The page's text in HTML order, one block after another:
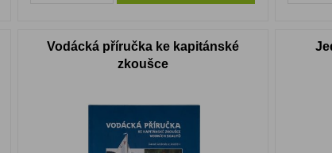
Vodácká příručka ke kapitánské
zkoušce